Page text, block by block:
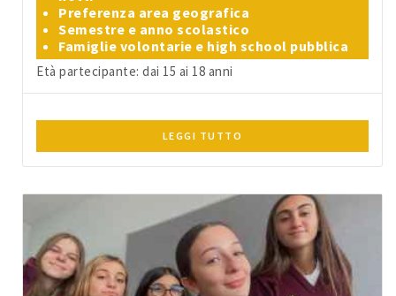
Preferenza area geografica
Semestre e anno scolastico
Famiglie volontarie e high school pubblica
Età partecipante: dai 15 ai 18 anni
LEGGI TUTTO